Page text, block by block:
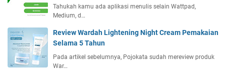
Tahukah kamu ada aplikasi menulis selain Wattpad,
Medium, d…
Review Wardah Lightening Night Cream Pemakaian
Selama 5 Tahun
Pada artikel sebelumnya, Pojokata sudah mereview produk
War…